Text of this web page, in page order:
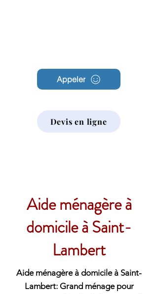
Appeler
Devis en ligne
Aide ménagère à
domicile à Saint-
Lambert
Aide ménagère à domicile à Saint-
Lambert: Grand ménage pour